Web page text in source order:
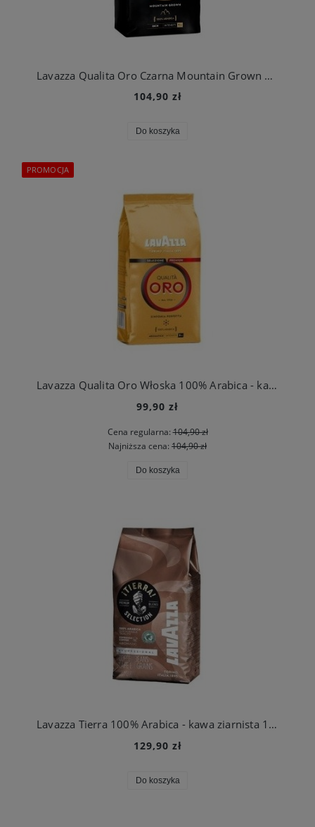
Lavazza Qualita Oro Czarna Mountain Grown 100% Arabica - kawa ziarnista 1kg
104,90 zł
Do koszyka
Lavazza Qualita Oro Włoska 100% Arabica - kawa ziarnista 1kg
99,90 zł
Cena regularna:104,90 zł
Najniższa cena: 104,90 zł
Do koszyka
PROMOCJA
Lavazza Tierra 100% Arabica - kawa ziarnista 1kg
129,90 zł
Do koszyka